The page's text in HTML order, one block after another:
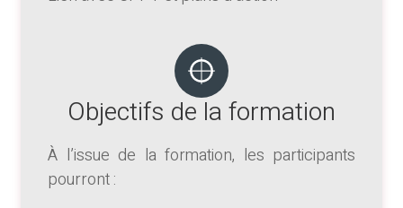
Objectifs de la formation
À l’issue de la formation, les participants
pourront :